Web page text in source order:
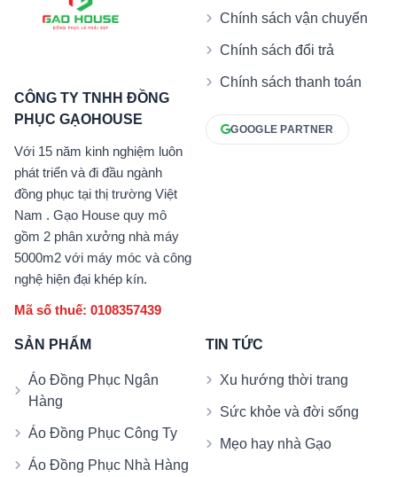
CÔNG TY TNHH ĐỒNG
PHỤC GẠOHOUSE
Với 15 năm kinh nghiệm luôn
phát triển và đi đầu ngành
đồng phục tại thị trường Việt
Nam . Gạo House quy mô
gồm 2 phân xưởng nhà máy
5000m2 với máy móc và công
nghệ hiện đại khép kín.
Mã số thuế: 0108357439
Chính sách vận chuyển
Chính sách đổi trả
Chính sách thanh toán
GOOGLE PARTNER
SẢN PHẨM
Áo Đồng Phục Ngân
Hàng
Áo Đồng Phục Công Ty
Áo Đồng Phục Nhà Hàng
TIN TỨC
Xu hướng thời trang
Sức khỏe và đời sống
Mẹo hay nhà Gạo